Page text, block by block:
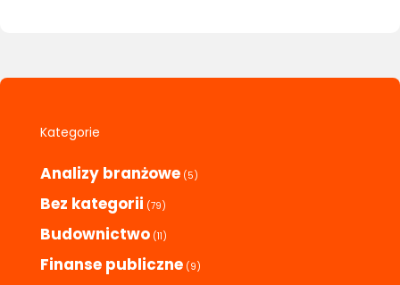
Kategorie
Analizy branżowe (5)
Bez kategorii (79)
Budownictwo (11)
Finanse publiczne (9)